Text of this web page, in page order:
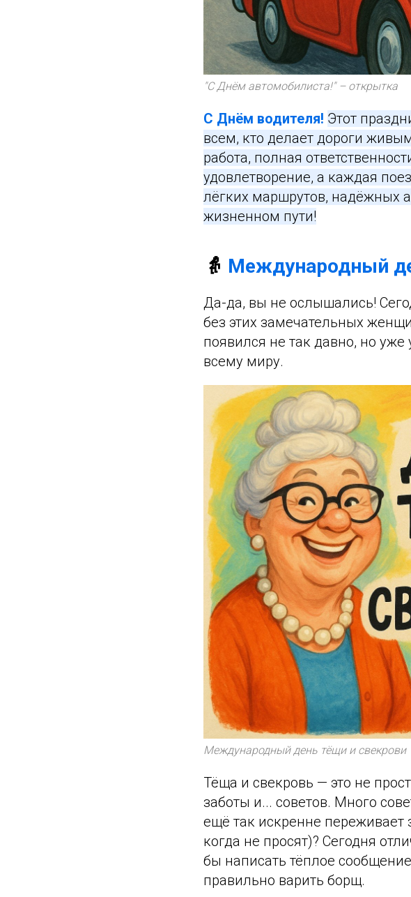
"С Днём автомобилиста!" – открытка
С Днём водителя! Этот
всем, кто делает дороги
работа, полная
удовлетворение, а каждая
лёгких маршрутов, надёжных
жизненном пути!
👵 Международный
Да-да, вы не ослышались!
без этих замечательных
появился не так давно, но уже
всему миру.
Международный день тёщи и свекрови
Тёща и свекровь — это не
заботы и... советов. Много
ещё так искренне
когда не просят)? Сегодня
бы написать тёплое
правильно варить борщ.